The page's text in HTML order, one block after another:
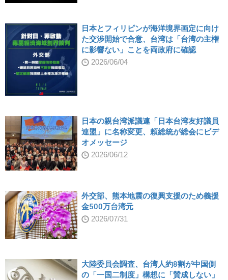
日本とフィリピンが海洋境界画定に向け
た交渉開始で合意、台湾は「台湾の主権
に影響ない」ことを両政府に確認
2026/06/04
日本の親台湾派議連「日本台湾友好議員
連盟」に名称変更、頼総統が総会にビデ
オメッセージ
2026/06/12
外交部、熊本地震の復興支援のため義援
金500万台湾元
2026/07/31
大陸委員会調査、台湾人約8割が中国側
の「一国二制度」構想に「賛成しない」